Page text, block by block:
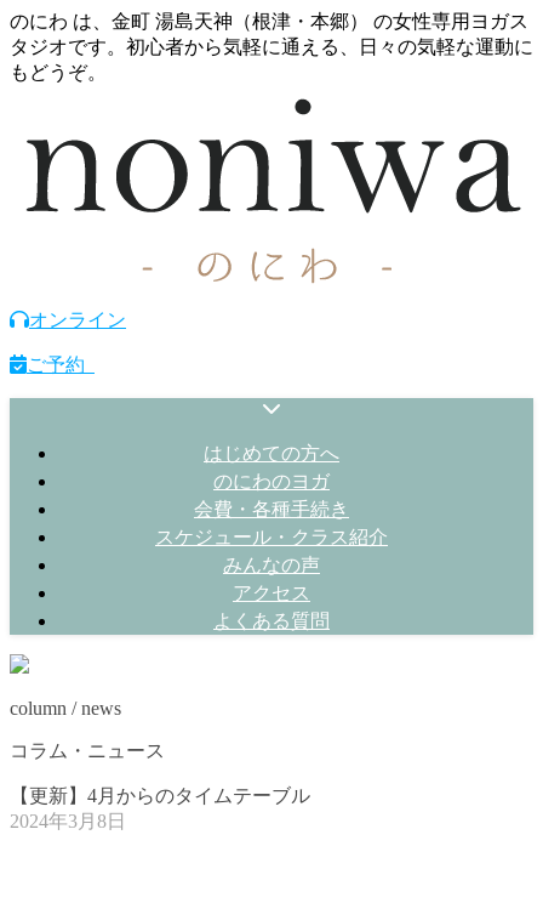
のにわ は、金町 湯島天神（根津・本郷） の女性専用ヨガス
タジオです。初心者から気軽に通える、日々の気軽な運動に
もどうぞ。
オンライン
ご予約
はじめての方へ
のにわのヨガ
会費・各種手続き
スケジュール・クラス紹介
みんなの声
アクセス
よくある質問
column / news
コラム・ニュース
【更新】4月からのタイムテーブル
2024年3月8日